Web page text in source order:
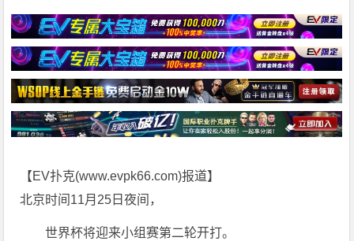
【EV扑克(www.evpk66.com)报道】
北京时间11月25日夜间，
世界杯将迎来小组赛第二轮开打。